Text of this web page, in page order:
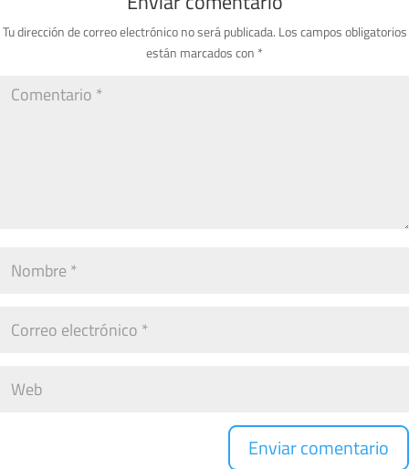
Tu dirección de correo electrónico no será publicada. Los campos obligatorios
están marcados con *